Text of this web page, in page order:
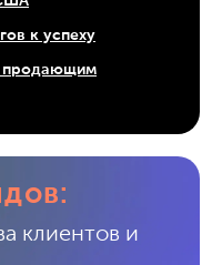
к успеху
продающим
клиентов и